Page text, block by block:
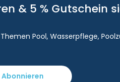
& 5 % Gutschein
Pool, Wasserpflege,
Abonnieren